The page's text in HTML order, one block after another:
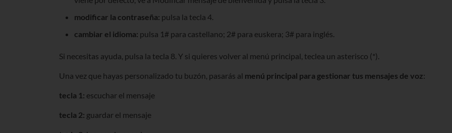
modificar la contraseña: pulsa la tecla 4.
cambiar el idioma: pulsa 1# para castellano; 2# para euskera; 3# para inglés.
Si necesitas ayuda, pulsa la tecla 8. Y si quieres volver al menú principal, teclea un asterisco (*).
Una vez que hayas personalizado tu buzón, pasarás al menú principal para gestionar tus mensajes de voz:
tecla 1: escuchar el mensaje
tecla 2: guardar el mensaje